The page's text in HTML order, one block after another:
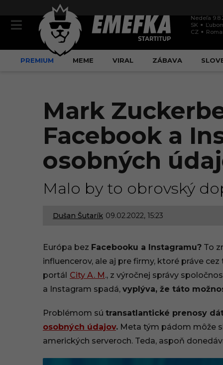
Nedeľa
SK
CZ
PREMIUM MEME VIRAL ZÁBAVA
Mark
Facebook a
osobných
Malo by to obrovský
Dušan Šutarík 09.02.2022, 15:23
2
1
.
Európa bez Facebooku a Instagramu? To
influencerov, ale aj pre firmy, ktoré práve
portál City A. M., z výročnej správy
a Instagram spadá, vyplýva, že táto
Problémom sú transatlantické prenosy
osobných údajov. Meta tým pádom môže
amerických serveroch. Teda, aspoň